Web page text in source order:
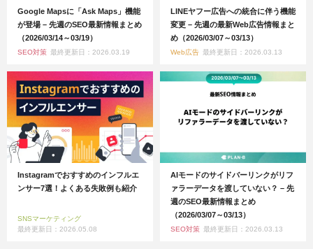
Google Mapsに「Ask Maps」機能
が登場 – 先週のSEO最新情報まとめ
（2026/03/14～03/19）
SEO対策 最終更新日：2026.03.19
LINEヤフー広告への統合に伴う機能
変更 – 先週の最新Web広告情報まと
め（2026/03/07～03/13）
Web広告 最終更新日：2026.03.13
Instagramでおすすめのインフルエ
ンサー7選！よくある失敗例も紹介
SNSマーケティング
最終更新日：2026.05.08
AIモードのサイドバーリンクがリフ
ァラーデータを渡していない？ – 先
週のSEO最新情報まとめ
（2026/03/07～03/13）
SEO対策 最終更新日：2026.03.13